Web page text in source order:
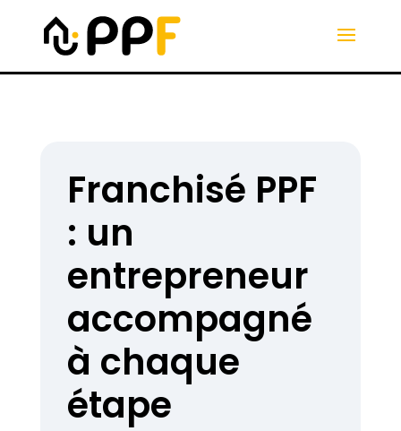
Franchisé PPF
: un
entrepreneur
accompagné
à chaque
étape